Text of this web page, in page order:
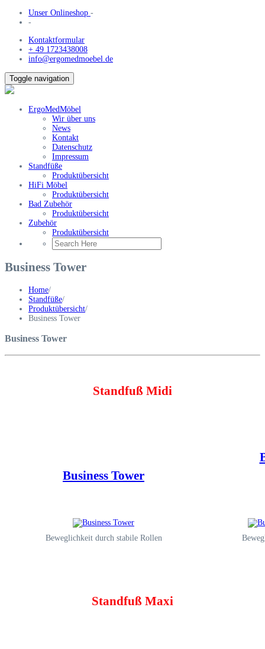
Unser Onlineshop -
-
Kontaktformular
+ 49 1723438008
info@ergomedmoebel.de
Toggle navigation
ErgoMedMöbel
Wir über uns
News
Kontakt
Datenschutz
Impressum
Standfüße
Produktübersicht
HiFi Möbel
Produktübersicht
Bad Zubehör
Produktübersicht
Zubehör
Produktübersicht
Business Tower
Home/
Standfüße/
Produktübersicht/
Business Tower
Business Tower
Standfuß Midi
Business Tower
Beweglichkeit durch stabile Rollen
Standfuß Maxi